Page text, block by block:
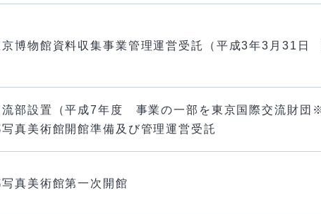
博物館資料収集事業管理運営受託（平成3年3月31日
流部設置（平成7年度 事業の一部を東京国際交流財団
真美術館開館準備及び管理運営受託
真美術館第一次開館